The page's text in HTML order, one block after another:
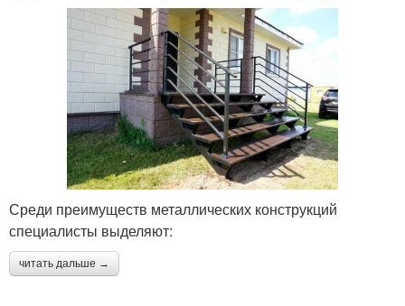
Среди преимуществ металлических конструкций
специалисты выделяют:
читать дальше →